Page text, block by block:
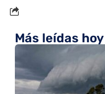
Más leídas hoy